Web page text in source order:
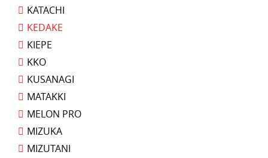
KATACHI
KEDAKE
KIEPE
KKO
KUSANAGI
MATAKKI
MELON PRO
MIZUKA
MIZUTANI